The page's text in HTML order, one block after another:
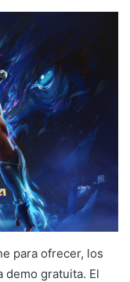
para ofrecer, los
demo gratuita. El